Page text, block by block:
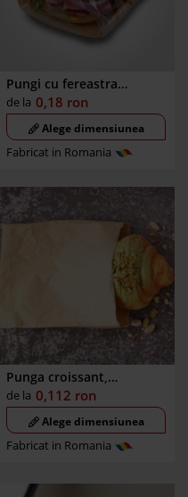
Pungi cu fereastra
laterala, burduf, spate
de la 0,18 ron
Alege dimensiunea
Fabricat in Romania
Punga croissant,
patiserie, 16x6x28cm
de la 0,112 ron
Alege dimensiunea
Fabricat in Romania